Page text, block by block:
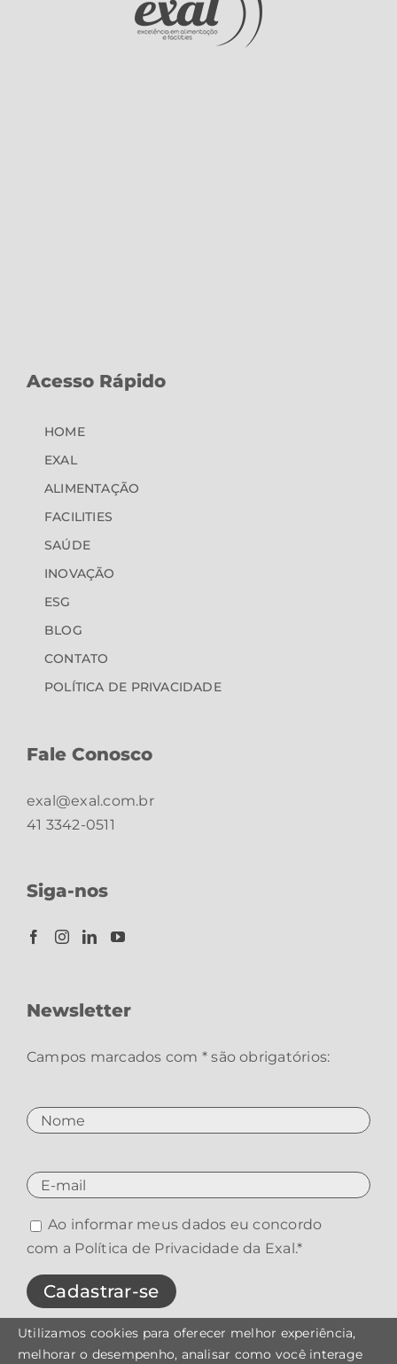
Acesso Rápido
HOME
EXAL
ALIMENTAÇÃO
FACILITIES
SAÚDE
INOVAÇÃO
ESG
BLOG
CONTATO
POLÍTICA DE PRIVACIDADE
Fale Conosco
exal@exal.com.br
41 3342-0511
Siga-nos
Newsletter
Campos marcados com * são obrigatórios:
Ao informar meus dados eu concordo
com a Política de Privacidade da Exal .*
Utilizamos cookies para oferecer melhor experiência,
melhorar o desempenho, analisar como você interage